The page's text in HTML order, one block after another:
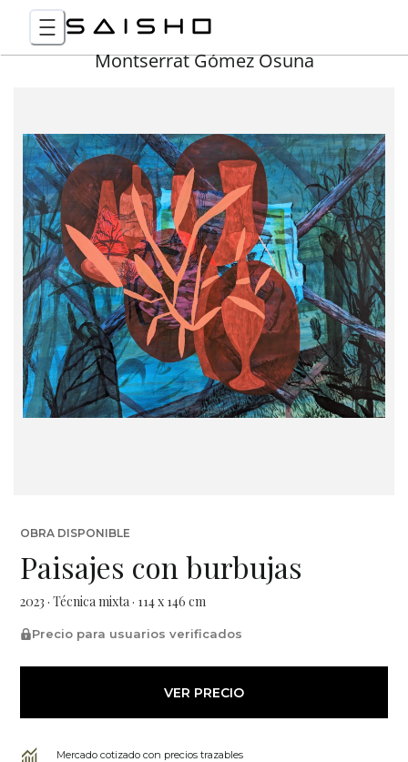
Montserrat Gómez Osuna
OBRA DISPONIBLE
Paisajes con burbujas
2023 · Técnica mixta · 114 x 146 cm
Precio para usuarios verificados
VER PRECIO
Mercado cotizado con precios trazables